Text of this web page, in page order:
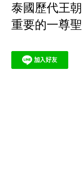
泰國歷代王
重要的一尊聖